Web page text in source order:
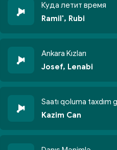
Куда летит время
Ramil', Rubi
Ankara Kızları
Josef, Lenabi
Kazim Can